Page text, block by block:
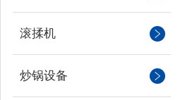
滚揉机
炒锅设备